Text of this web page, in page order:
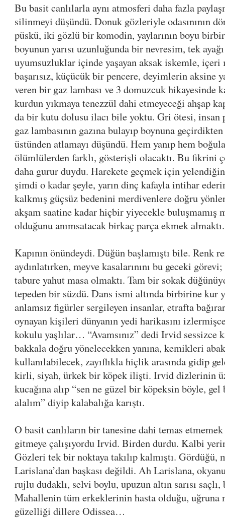
Bu basit canlılarla aynı atmosferi daha fazla
silinmeyi düşündü. Donuk gözleriyle odasınının
püskü, iki gözlü bir komodin, yaylarının boyu
boyunun yarısı uzunluğunda bir nevresim, tek
uyumsuzluklar içinde yaşayan aksak iskemle, içeri
başarısız, küçücük bir pencere, deyimlerin aksine
veren bir gaz lambası ve 3 domuzcuk hikayesinde
kurdun yıkmaya tenezzül dahi etmeyeceği ahşap
da bir kutu dolusu ilacı bile yoktu. Gri ötesi,
gaz lambasının gazına bulayıp boynuna
üstünden atlamayı düşündü. Hem yanıp hem
ölümlülerden farklı, gösterişli olacaktı. Bu fikrini
daha gurur duydu. Harekete geçmek için
şimdi o kadar şeyle, yarın dinç kafayla intihar
kalkmış güçsüz bedenini merdivenlere doğru
akşam saatine kadar hiçbir yiyecekle buluşmamış
olduğunu anımsatacak birkaç parça ekmek almaktı.
Kapının önündeydi. Düğün başlamıştı bile. Renk
aydınlatırken, meyve kasalarınını bu geceki
tabure yahut masa olmaktı. Tam bir sokak
tepeden bir süzdü. Dans ismi altında birbirine kur
anlamsız figürler sergileyen insanlar, etrafta
oynayan kişileri dünyanın yedi harikasını
kokulu yaşlılar… “Avamsınız” dedi Irvid sessizce
bakkala doğru yönelecekken yanına, kemikleri
kullanılabilecek, zayıflıkla hiçlik arasında gidip
kirli, siyah, ürkek bir köpek ilişti. Irvid dizlerinin
kucağına alıp “sen ne güzel bir köpeksin böyle,
alalım” diyip kalabalığa karıştı.
O basit canlıların bir tanesine dahi temas
gitmeye çalışıyordu Irvid. Birden durdu. Kalbi
Gözleri tek bir noktaya takılıp kalmıştı. Gördüğü,
Larislana’dan başkası değildi. Ah Larislana,
rujlu dudaklı, selvi boylu, upuzun altın sarısı
Mahallenin tüm erkeklerinin hasta olduğu, uğruna
güzelliği dillere Odissea…